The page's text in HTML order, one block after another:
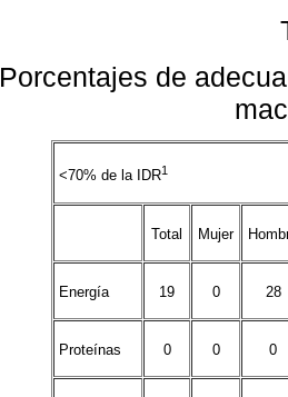
Porcentajes de
<70% de la IDR1
Total Mujer
Energía 19 0 28
Proteínas 0 0 0